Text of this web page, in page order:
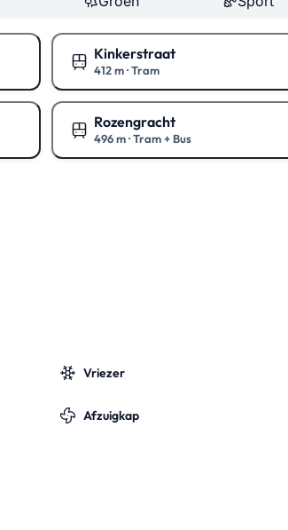
Kinkerstraat
412 m·Tram
Toon op de kaart
Rozengracht
496 m·Tram + Bus
Toon op de kaart
Vriezer
Afzuigkap